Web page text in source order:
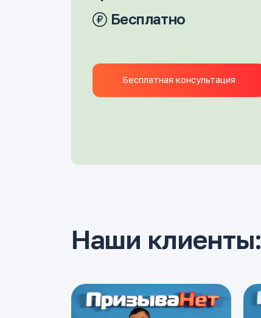
Бесплатно
Бесплатная консультация
Наши клиенты: